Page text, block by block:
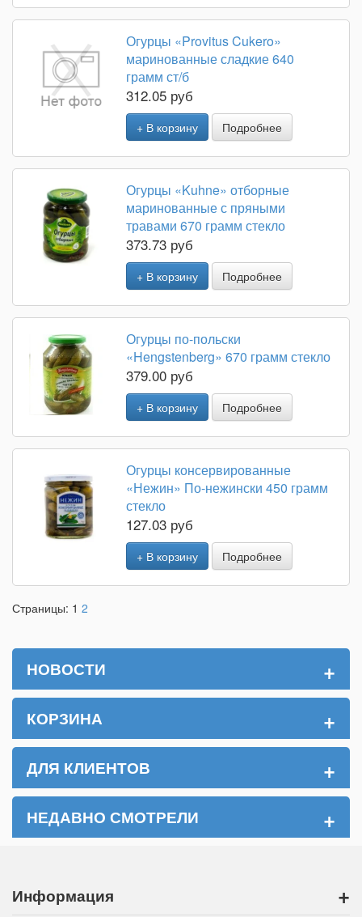
Огурцы «Provitus Cukero»
маринованные сладкие 640
грамм ст/б
312.05 руб
+ В корзину Подробнее
Огурцы «Kuhne» отборные
маринованные с пряными
травами 670 грамм стекло
373.73 руб
+ В корзину Подробнее
Огурцы по-польски
«Hengstenberg» 670 грамм стекло
379.00 руб
+ В корзину Подробнее
Огурцы консервированные
«Нежин» По-нежински 450 грамм
стекло
127.03 руб
+ В корзину Подробнее
Страницы: 1 2
НОВОСТИ +
КОРЗИНА +
ДЛЯ КЛИЕНТОВ +
НЕДАВНО СМОТРЕЛИ +
Информация +